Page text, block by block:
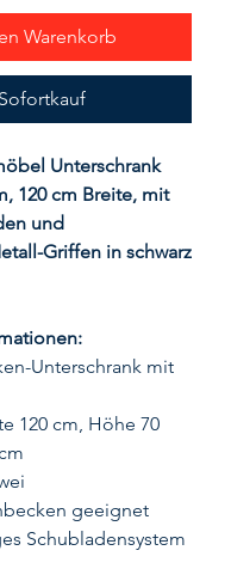
Warenkorb
Sofortkauf
Unterschrank
120 cm Breite, mit
und
Griffen in schwarz
Unterschrank mit
120 cm, Höhe 70
geeignet
Schubladensystem